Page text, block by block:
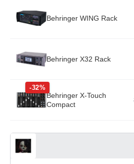
Behringer WING Rack
Behringer X32 Rack
-32%
Behringer X-Touch
Compact